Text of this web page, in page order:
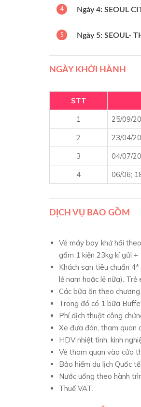
4 Ngày 4: SEOUL
5 Ngày 5: SEOUL-
NGÀY KHỞI HÀNH
STT
1
25/09/
2
23/04/
3
04/07/
4
06/06;
DỊCH VỤ BAO GỒM
Vé máy bay khứ hồi
gồm 1 kiện 23kg kí gửi +
Khách sạn tiêu chuẩn
lẻ nam hoặc lẻ nữa).
Các bữa ăn theo
Trong đó có 1 bữa
Phí dịch thuật công
Xe đưa đón, tham quan
HDV nhiệt tình, kinh
Vé tham quan vào cửa
Bảo hiểm du lịch Quốc tế.
Nước uống theo hành
Thuế VAT.